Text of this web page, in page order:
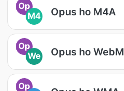
Op
M4
Opus ho M4A
Op
We
Opus ho WebM
Op